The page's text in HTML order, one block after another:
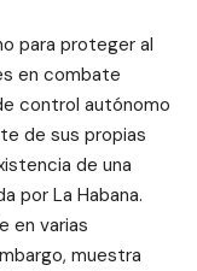
para proteger al
en combate
control autónomo
de sus propias
de una
por La Habana.
en varias
muestra